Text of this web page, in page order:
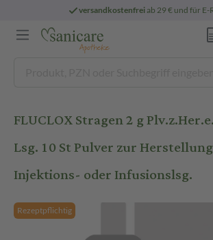
versandkostenfreiab 29 € und für E-
FLUCLOX Stragen 2 g
Lsg. 10 St Pulver zur
Injektions- oder Infusionslsg.
Rezeptpflichtig